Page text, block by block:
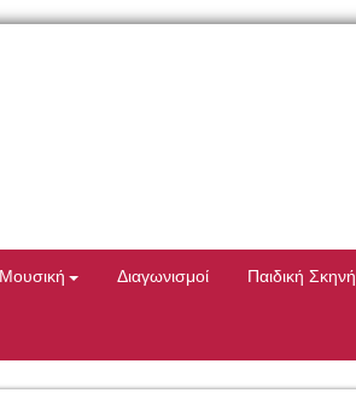
Μουσική Διαγωνισμοί Παιδική Σκηνή